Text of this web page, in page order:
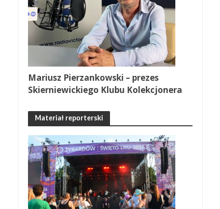
Mariusz Pierzankowski – prezes
Skierniewickiego Klubu Kolekcjonera
Materiał reporterski